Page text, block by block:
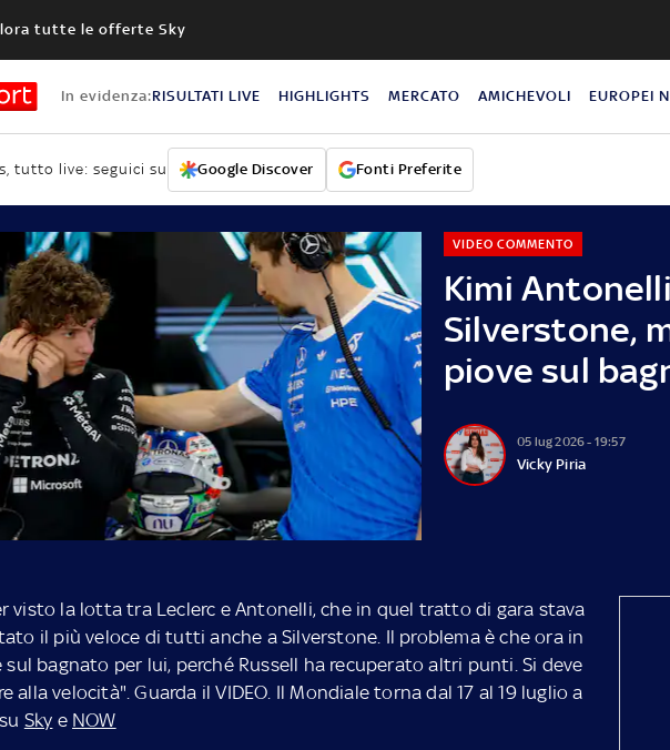
tutte le offerte Sky
In evidenza:RISULTATI LIVE HIGHLIGHTS MERCATO AMICHEVOLI EUROPEI
tutto live: seguici su Google Discover Fonti Preferite
Kimi
Silverstone,
piove sul
VIDEO COMMENTO
05 lug 2026 - 19:57
Vicky Piria
visto la lotta tra Leclerc e Antonelli, che in quel tratto di gara stava
il più veloce di tutti anche a Silverstone. Il problema è che ora in
sul bagnato per lui, perché Russell ha recuperato altri punti. Si deve
alla velocità". Guarda il VIDEO. Il Mondiale torna dal 17 al 19 luglio a
Sky e NOW